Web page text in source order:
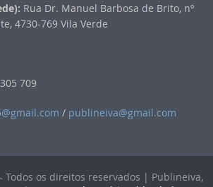
Rua Dr. Manuel Barbosa de Brito, nº
4730-769 Vila Verde
709
/ publineiva@gmail.com
Todos os direitos reservados | Publineiva,